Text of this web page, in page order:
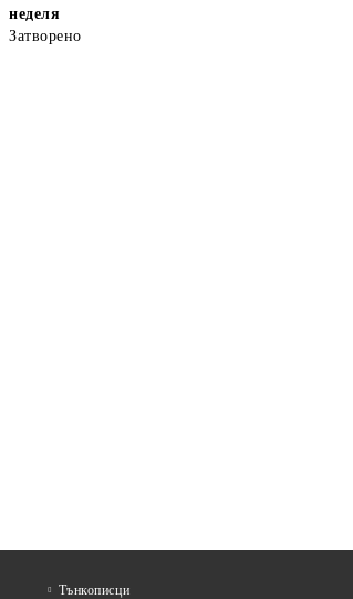
неделя
Затворено
Тънкописци